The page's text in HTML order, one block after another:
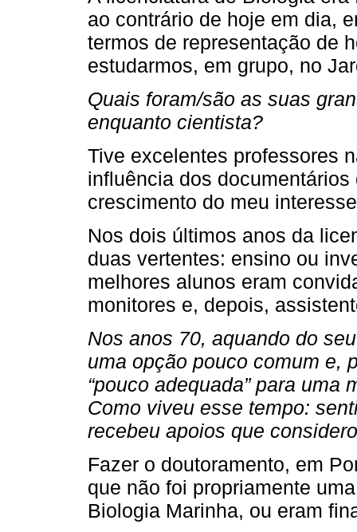
ao contrário de hoje em dia,
termos de representação de
estudarmos, em grupo, no
Quais foram/são as suas
enquanto cientista?
Tive excelentes professores
influência dos
crescimento do meu
Nos dois últimos anos da
duas vertentes: ensino ou
melhores alunos eram
monitores e, depois,
Nos anos 70, aquando do
uma opção pouco comum e,
“pouco adequada” para uma
Como viveu esse tempo:
recebeu apoios que
Fazer o doutoramento, em
que não foi propriamente
Biologia Marinha, ou eram